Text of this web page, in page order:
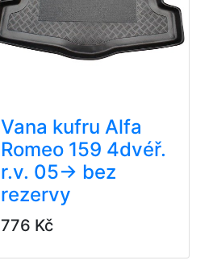
Vana kufru Alfa
Romeo 159 4dvéř.
r.v. 05-> bez
rezervy
776 Kč